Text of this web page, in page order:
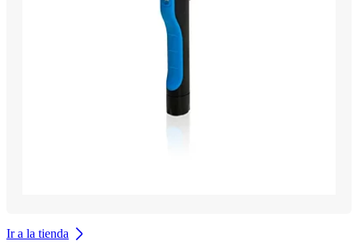
Ir a la tienda